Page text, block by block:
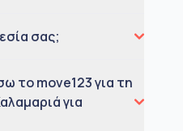
σας;
το move123 για τη
για